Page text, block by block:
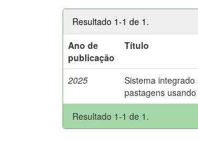
Resultado 1-1 de 1.
Ano de
publicação
Título
2025
Sistema
pastagens
Resultado 1-1 de 1.